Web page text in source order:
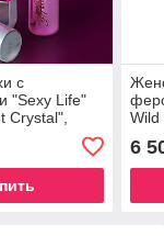
с
"Sexy Life"
Crystal",
6